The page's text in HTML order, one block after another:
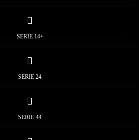
SERIE 14+
SERIE 24
SERIE 44